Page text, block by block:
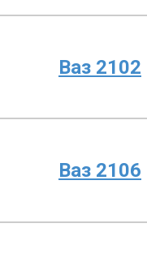
Ваз 2102
Ваз 2106